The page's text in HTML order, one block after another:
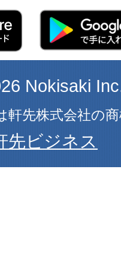
Nokisaki
軒先株式会社の
先ビジネス